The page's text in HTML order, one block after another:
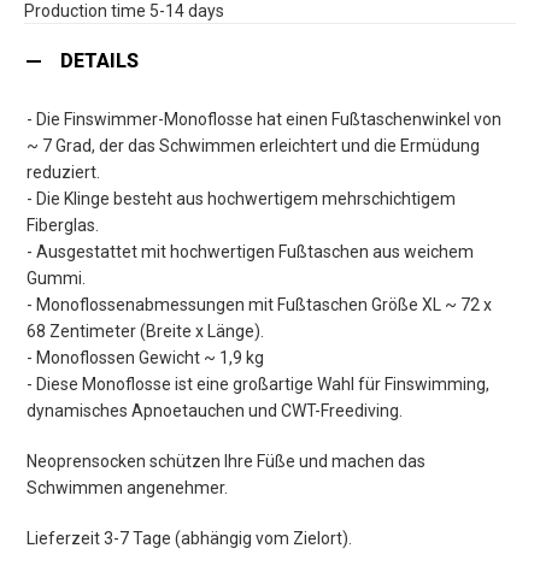
Production time 5-14 days
DETAILS
- Die Finswimmer-Monoflosse hat einen Fußtaschenwinkel von
~ 7 Grad, der das Schwimmen erleichtert und die Ermüdung
reduziert.
- Die Klinge besteht aus hochwertigem mehrschichtigem
Fiberglas.
- Ausgestattet mit hochwertigen Fußtaschen aus weichem
Gummi.
- Monoflossenabmessungen mit Fußtaschen Größe XL ~ 72 x
68 Zentimeter (Breite x Länge).
- Monoflossen Gewicht ~ 1,9 kg
- Diese Monoflosse ist eine großartige Wahl für Finswimming,
dynamisches Apnoetauchen und CWT-Freediving.
Neoprensocken schützen Ihre Füße und machen das
Schwimmen angenehmer.
Lieferzeit 3-7 Tage (abhängig vom Zielort).